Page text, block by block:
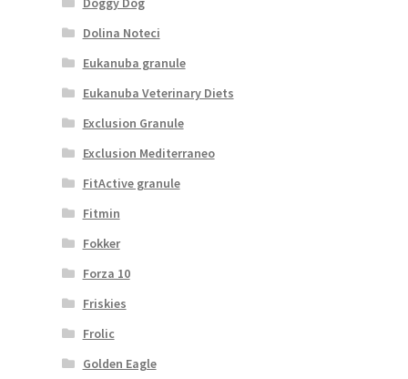
Dolina Noteci
Eukanuba granule
Eukanuba Veterinary Diets
Exclusion Granule
Exclusion Mediterraneo
FitActive granule
Fitmin
Fokker
Forza 10
Friskies
Frolic
Golden Eagle